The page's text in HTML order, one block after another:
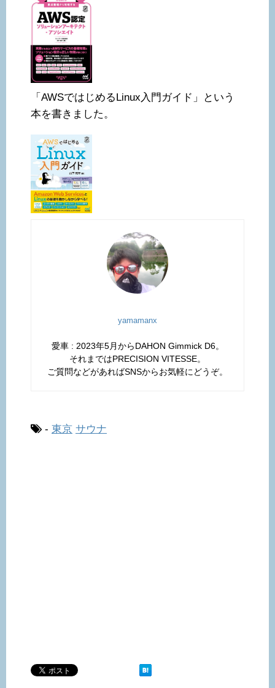
「AWSではじめるLinux入門ガイド」という
本を書きました。
yamamanx
愛車 : 2023年5月からDAHON Gimmick D6。
それまではPRECISION VITESSE。
ご質問などがあればSNSからお気軽にどうぞ。
- 東京 サウナ